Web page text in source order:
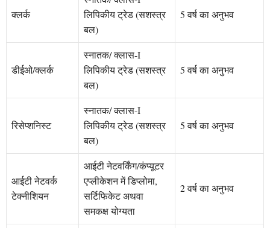
क्लर्क
लिपिकीय ट्रेड (सशस्त्र
बल)
5 वर्ष का अनुभव
डीईओ/क्लर्क
स्नातक/ क्लास-I
लिपिकीय ट्रेड (सशस्त्र
बल)
5 वर्ष का अनुभव
रिसेप्शनिस्ट
स्नातक/ क्लास-I
लिपिकीय ट्रेड (सशस्त्र
बल)
5 वर्ष का अनुभव
आईटी नेटवर्क
टेक्नीशियन
आईटी नेटवर्किंग/कंप्यूटर
एप्लीकेशन में डिप्लोमा,
सर्टिफिकेट अथवा
समकक्ष योग्यता
2 वर्ष का अनुभव